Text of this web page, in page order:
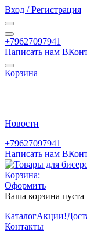
Вход / Регистрация
+79627097941
Написать нам
Корзина
Новости
+79627097941
Написать нам
Корзина:
Оформить
Ваша корзина пуста
КаталогАкции
Контакты